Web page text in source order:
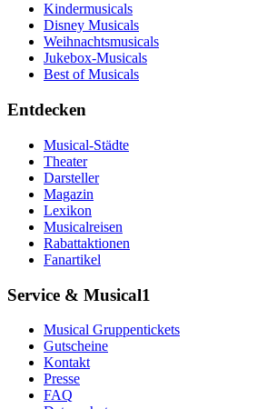
Kindermusicals
Disney Musicals
Weihnachtsmusicals
Jukebox-Musicals
Best of Musicals
Entdecken
Musical-Städte
Theater
Darsteller
Magazin
Lexikon
Musicalreisen
Rabattaktionen
Fanartikel
Service & Musical1
Musical Gruppentickets
Gutscheine
Kontakt
Presse
FAQ